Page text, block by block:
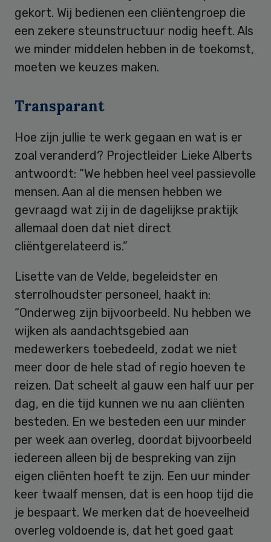
gekort. Wij bedienen een cliëntengroep die
een zekere steunstructuur nodig heeft. Als
we minder middelen hebben in de toekomst,
moeten we keuzes maken.
Transparant
Hoe zijn jullie te werk gegaan en wat is er
zoal veranderd? Projectleider Lieke Alberts
antwoordt: “We hebben heel veel passievolle
mensen. Aan al die mensen hebben we
gevraagd wat zij in de dagelijkse praktijk
allemaal doen dat niet direct
cliëntgerelateerd is.”
Lisette van de Velde, begeleidster en
sterrolhoudster personeel, haakt in:
“Onderweg zijn bijvoorbeeld. Nu hebben we
wijken als aandachtsgebied aan
medewerkers toebedeeld, zodat we niet
meer door de hele stad of regio hoeven te
reizen. Dat scheelt al gauw een half uur per
dag, en die tijd kunnen we nu aan cliënten
besteden. En we besteden een uur minder
per week aan overleg, doordat bijvoorbeeld
iedereen alleen bij de bespreking van zijn
eigen cliënten hoeft te zijn. Een uur minder
keer twaalf mensen, dat is een hoop tijd die
je bespaart. We merken dat de hoeveelheid
overleg voldoende is, dat het goed gaat